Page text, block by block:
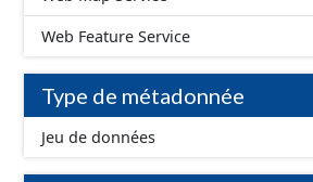
Web Feature Service
Type de métadonnée
Jeu de données